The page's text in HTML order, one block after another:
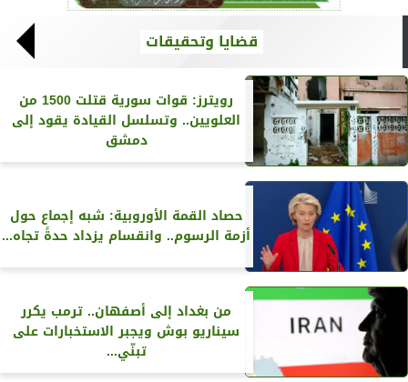
قضايا وتحقيقات
رويترز‏: قوات سورية قتلت 1500 من
العلويين.. وتسلسل القيادة يقود إلى
دمشق
حصاد القمة الأوروبية: شبه إجماع حول
أزمة الرسوم.. وانقسام يزداد حدةً تجاه...
من بغداد إلى أصفهان.. ترمب يكرر
سيناريو بوش ويجبر الاستخبارات على
تبنّي...